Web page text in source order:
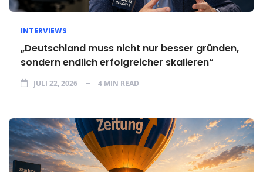
INTERVIEWS
„Deutschland muss nicht nur besser gründen,
sondern endlich erfolgreicher skalieren“
JULI 22, 2026 4 MIN READ